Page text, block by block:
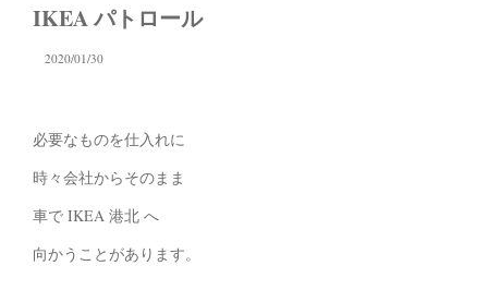
IKEA パトロール
2020/01/30
必要なものを仕入れに
時々会社からそのまま
車で IKEA 港北 へ
向かうことがあります。